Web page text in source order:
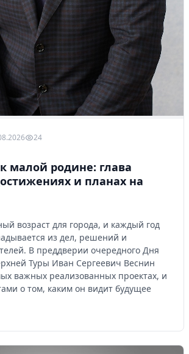
24
малой родине: глава
и планах на
возраст для города, и каждый год
из дел, решений и
В преддверии очередного Дня
Туры Иван Сергеевич Веснин
важных реализованных проектах, и
о том, каким он видит будущее